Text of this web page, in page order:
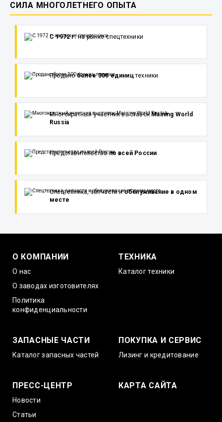
СИЛА МНОГОЛЕТНЕГО ОПЫТА
С 1972 г.на рынке спецтехники
Проданоболее 300 едиництехники
Многократный участник выставок Maining World
Russia
Представительствапо всей России
Спецтехника, запчасти иобслуживание в одном
месте
О КОМПАНИИ
О нас
О заводах изготовителях
Политика
конфиденциальности
ТЕХНИКА
Каталог техники
ЗАПАСНЫЕ ЧАСТИ
Каталог запасных частей
ПОКУПКА И СЕРВИС
Лизинг и кредитование
ПРЕСС-ЦЕНТР
Новости
Статьи
КАРТА САЙТА